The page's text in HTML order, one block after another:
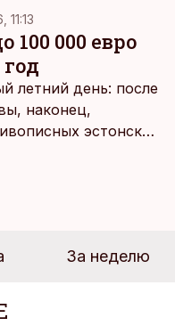
году эти
11:13
100 000 евро
год
летний день: после
наконец,
эстонских
За неделю